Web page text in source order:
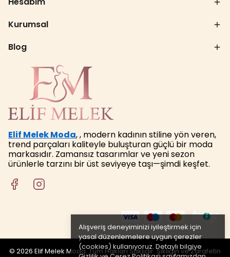
Alışveriş deneyiminizi iyileştirmek için
yasal düzenlemelere uygun çerezler
(cookies) kullanıyoruz. Detaylı bilgiye
Kurumsal
Blog
Elif Melek Moda, , modern kadının stiline yön veren,
trend parçaları kaliteyle buluşturan güçlü bir moda
markasıdır. Zamansız tasarımlar ve yeni sezon
ürünlerle tarzını bir üst seviyeye taşı—şimdi keşfet.
© 2026 Elif Melek Moda. Tüm Hakları Saklıdır. Şıklığın ve Zarafetin